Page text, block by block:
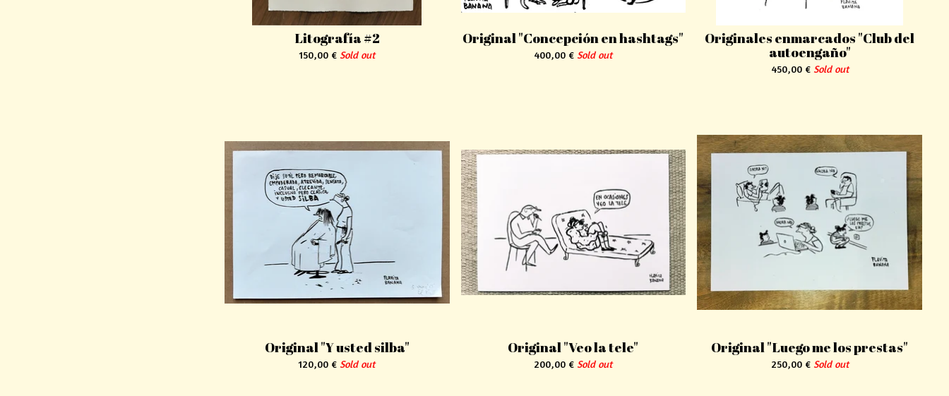
Litografía #2
150,00 € Sold out
Original "Concepción en hashtags"
400,00 € Sold out
Originales enmarcados "Club del
autoengaño"
450,00 € Sold out
Original "Y usted silba"
120,00 € Sold out
Original "Veo la tele"
200,00 € Sold out
Original "Luego me los prestas"
250,00 € Sold out